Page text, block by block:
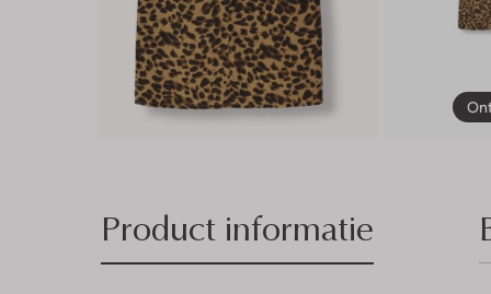
Product informatie